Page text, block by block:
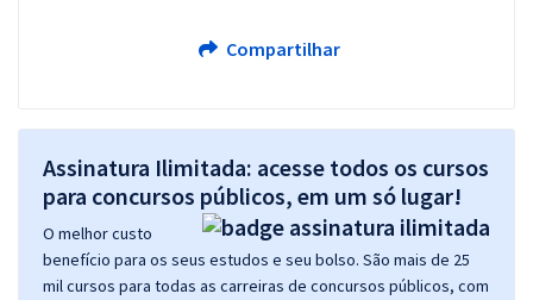
Compartilhar
Assinatura Ilimitada: acesse todos os cursos
para concursos públicos, em um só lugar!
O melhor custo
benefício para os seus estudos e seu bolso. São mais de 25
mil cursos para todas as carreiras de concursos públicos, com